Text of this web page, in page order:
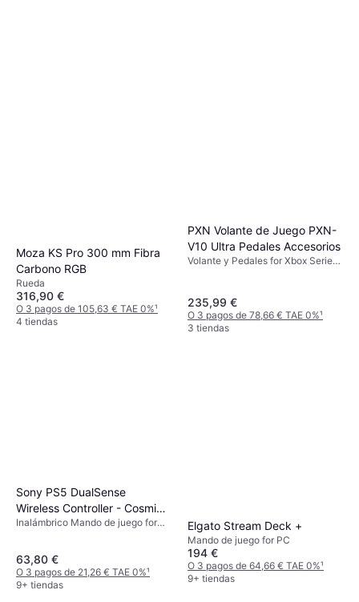
Moza KS Pro 300 mm Fibra
Carbono RGB
Rueda
316,90 €
O 3 pagos de 105,63 € TAE 0%¹
4 tiendas
PXN Volante de Juego PXN-
V10 Ultra Pedales Accesorios
Volante y Pedales for Xbox Series
235,99 €
O 3 pagos de 78,66 € TAE 0%¹
3 tiendas
Sony PS5 DualSense
Wireless Controller - Cosmic
Red
Inalámbrico Mando de juego for
63,80 €
O 3 pagos de 21,26 € TAE 0%¹
9+ tiendas
Elgato Stream Deck +
Mando de juego for PC
194 €
O 3 pagos de 64,66 € TAE 0%¹
9+ tiendas